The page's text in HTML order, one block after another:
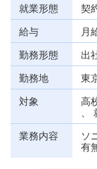
就業形態
契
給与
月
勤務形態
出
勤務地
東
対象
高
、
業務内容
ソ
有